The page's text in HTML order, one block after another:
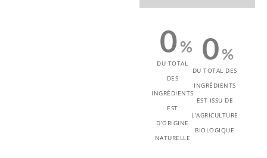
DU TOTAL
DES
INGRÉDIENTS
EST
D’ORIGINE
NATURELLE
0 %
DU TOTAL DES
INGRÉDIENTS
EST ISSU DE
L’AGRICULTURE
BIOLOGIQUE
0%